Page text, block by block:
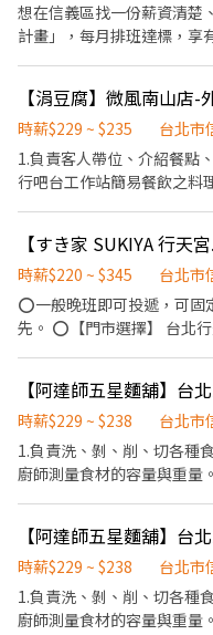
想在信義區找一份薪資清楚
計畫」，每月排班達標，享
待遇。 ☆☆☆ 我們正在快速成長！阿爾法餐飲集團持續展店中
☆☆☆ 持續招募熱愛餐飲、
友善及貼心的人格特質， 客
那你非常適合成為我們的夥伴！ 【薪資待遇】 ✔ 時薪最高
例給假） 【你會做什麼？】 ◆ 外場－餐飲服務生 基本工作： 迎接
客人、帶位、提供用餐服務
客人意見與反應 主管交辦事項 ◆ 內場－餐廚助手 基本工作：
備料、切菜、處理根莖類食
鳥區備料協助（雞湯桑品牌
清潔洗區、刷地 進階工作（通過考核時薪多 +5 元）： 每日食材叫
想累積餐飲工作經驗 ✔ 可接
【班別時段】 早班（內外
18:00–22:30 全日班（內外
各門市主管安排。 信義躍薪計畫合作門市 雞湯桑｜市府店、信義
A13 店、大巨蛋店 麵屋一
｜微風南山店 雞湯大叔｜信義
前，先來吃一頓！〞 我們相
我們的餐點。 只要收到面試邀約，就送你【品牌餐飲體驗券】（滿
額折抵）， 讓你在正式加入前，先感受一下阿爾法的工作氛圍與美
【涓豆腐】微風南山店-
時薪$229 ~ $235
台北市
1.負責客人帶位、介紹餐點
行吧台工作站簡易餐飲之料
時薪$220 ~ $345
台北市
⭕一般晚班即可投遞，可固
先。 ⭕【門市選擇】 台北行天宮 時薪230(含全勤) 台北市中山區松
1樓 ⭕【兼職時薪】 起薪最低為"220"元，符合全勤條件者時薪再
加"10"元，考核調薪最高可
⭕【福利制度】 ★每季一
員工餐 ★三節福利、生日禮
結帳、環境整潔 ★開朗活
★提供完善職前教育訓練
時薪$229 ~ $238
台北市
1.負責洗、剝、削、切各種
廚師測量食材的容量與重量
時薪$229 ~ $238
台北市
1.負責洗、剝、削、切各種
廚師測量食材的容量與重量